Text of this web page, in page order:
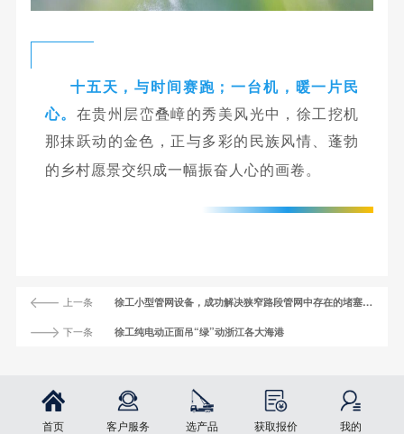
首页 客户服务 选产品 获取报价 我的
十五天，与时间赛跑；一台机，暖一片民
心。 在贵州层峦叠嶂的秀美风光中，徐工挖机
那抹跃动的金色，正与多彩的民族风情、蓬勃
的乡村愿景交织成一幅振奋人心的画卷。
上一条 徐工小型管网设备，成功解决狭窄路段管网中存在的堵塞问题
下一条 徐工纯电动正面吊“绿”动浙江各大海港